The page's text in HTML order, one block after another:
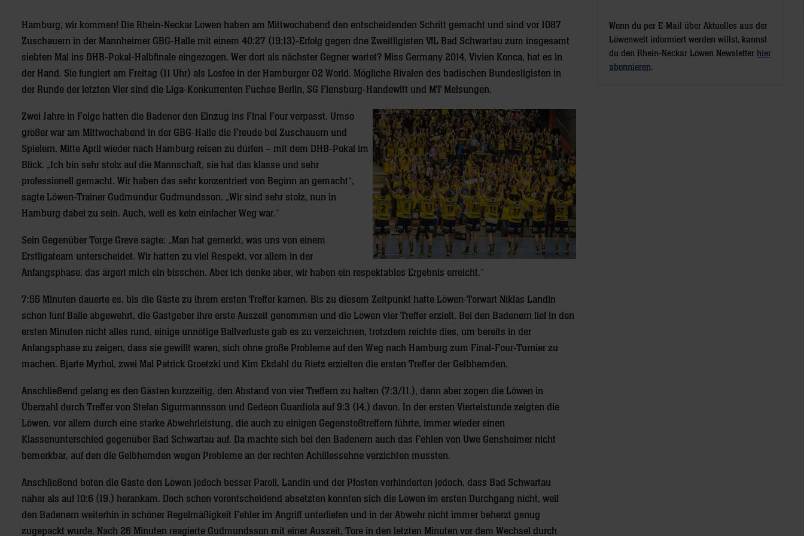
Hamburg, wir kommen! Die Rhein-Neckar Löwen haben am Mittwochabend den entscheidenden Schritt gemacht und sind vor 1087
Zuschauern in der Mannheimer GBG-Halle mit einem 40:27 (19:13)-Erfolg gegen dne Zweitligisten VfL Bad Schwartau zum insgesamt
siebten Mal ins DHB-Pokal-Halbfinale eingezogen. Wer dort als nächster Gegner wartet? Miss Germany 2014, Vivien Konca, hat es in
der Hand. Sie fungiert am Freitag (11 Uhr) als Losfee in der Hamburger O2 World. Mögliche Rivalen des badischen Bundesligisten in
der Runde der letzten Vier sind die Liga-Konkurrenten Füchse Berlin, SG Flensburg-Handewitt und MT Melsungen.
Zwei Jahre in Folge hatten die Badener den Einzug ins Final Four verpasst. Umso
größer war am Mittwochabend in der GBG-Halle die Freude bei Zuschauern und
Spielern, Mitte April wieder nach Hamburg reisen zu dürfen – mit dem DHB-Pokal im
Blick. „Ich bin sehr stolz auf die Mannschaft, sie hat das klasse und sehr
professionell gemacht. Wir haben das sehr konzentriert von Beginn an gemacht“,
sagte Löwen-Trainer Gudmundur Gudmundsson. „Wir sind sehr stolz, nun in
Hamburg dabei zu sein. Auch, weil es kein einfacher Weg war.“
Sein Gegenüber Torge Greve sagte: „Man hat gemerkt, was uns von einem
Erstligateam unterscheidet. Wir hatten zu viel Respekt, vor allem in der
Anfangsphase, das ärgert mich ein bisschen. Aber ich denke aber, wir haben ein respektables Ergebnis erreicht.“
7:55 Minuten dauerte es, bis die Gäste zu ihrem ersten Treffer kamen. Bis zu diesem Zeitpunkt hatte Löwen-Torwart Niklas Landin
schon fünf Bälle abgewehrt, die Gastgeber ihre erste Auszeit genommen und die Löwen vier Treffer erzielt. Bei den Badenern lief in den
ersten Minuten nicht alles rund, einige unnötige Ballverluste gab es zu verzeichnen, trotzdem reichte dies, um bereits in der
Anfangsphase zu zeigen, dass sie gewillt waren, sich ohne große Probleme auf den Weg nach Hamburg zum Final-Four-Turnier zu
machen. Bjarte Myrhol, zwei Mal Patrick Groetzki und Kim Ekdahl du Rietz erzielten die ersten Treffer der Gelbhemden.
Anschließend gelang es den Gästen kurzzeitig, den Abstand von vier Treffern zu halten (7:3/11.), dann aber zogen die Löwen in
Überzahl durch Treffer von Stefan Sigurmannsson und Gedeon Guardiola auf 9:3 (14.) davon. In der ersten Viertelstunde zeigten die
Löwen, vor allem durch eine starke Abwehrleistung, die auch zu einigen Gegenstoßtreffern führte, immer wieder einen
Klassenunterschied gegenüber Bad Schwartau auf. Da machte sich bei den Badenern auch das Fehlen von Uwe Gensheimer nicht
bemerkbar, auf den die Gelbhemden wegen Probleme an der rechten Achillessehne verzichten mussten.
Anschließend boten die Gäste den Löwen jedoch besser Paroli, Landin und der Pfosten verhinderten jedoch, dass Bad Schwartau
näher als auf 10:6 (19.) herankam. Doch schon vorentscheidend absetzten konnten sich die Löwen im ersten Durchgang nicht, weil
den Badenern weiterhin in schöner Regelmäßigkeit Fehler im Angriff unterliefen und in der Abwehr nicht immer beherzt genug
zugepackt wurde. Nach 26 Minuten reagierte Gudmundsson mit einer Auszeit, Tore in den letzten Minuten vor dem Wechsel durch
Wenn du per E-Mail über Aktuelles aus der
Löwenwelt informiert werden willst, kannst
du den Rhein-Neckar Löwen Newsletter hier
abonnieren.